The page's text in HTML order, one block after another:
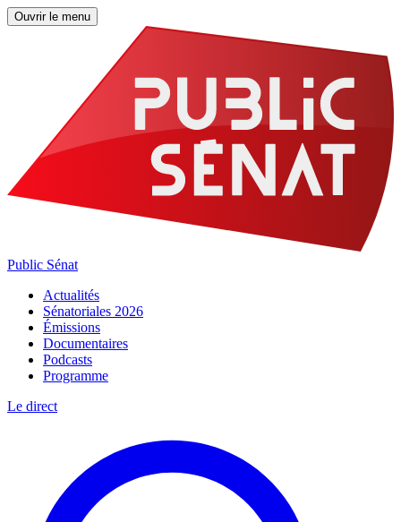
Ouvrir le menu
Public Sénat
Actualités
Sénatoriales 2026
Émissions
Documentaires
Podcasts
Programme
Le direct